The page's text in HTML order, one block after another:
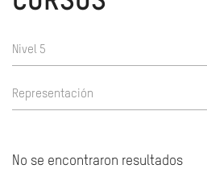
Nivel 5
Representación
No se encontraron resultados